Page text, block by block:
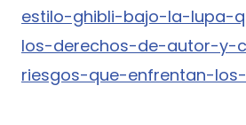
estilo-ghibli-bajo-la-lupa-
los-derechos-de-autor-y-
riesgos-que-enfrentan-